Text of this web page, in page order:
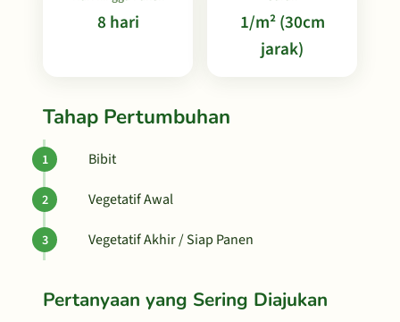
8 hari
1/m² (30cm
jarak)
Tahap Pertumbuhan
Bibit
Vegetatif Awal
Vegetatif Akhir / Siap Panen
Pertanyaan yang Sering Diajukan